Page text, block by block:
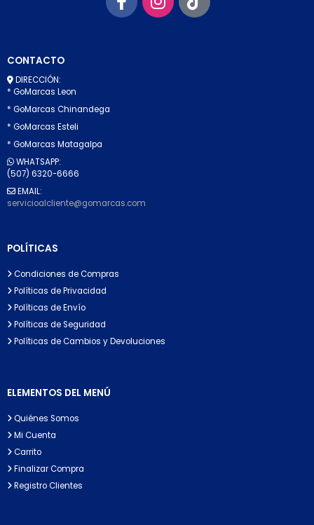
CONTACTO
DIRECCIÓN:
* GoMarcas Leon
* GoMarcas Chinandega
* GoMarcas Esteli
* GoMarcas Matagalpa
WHATSAPP:
(507) 6320-6666
EMAIL:
servicioalcliente@gomarcas.com
POLÍTICAS
Condiciones de Compras
Políticas de Privacidad
Políticas de Envío
Políticas de Seguridad
Políticas de Cambios y Devoluciones
ELEMENTOS DEL MENÚ
Quiénes Somos
Mi Cuenta
Carrito
Finalizar Compra
Registro Clientes